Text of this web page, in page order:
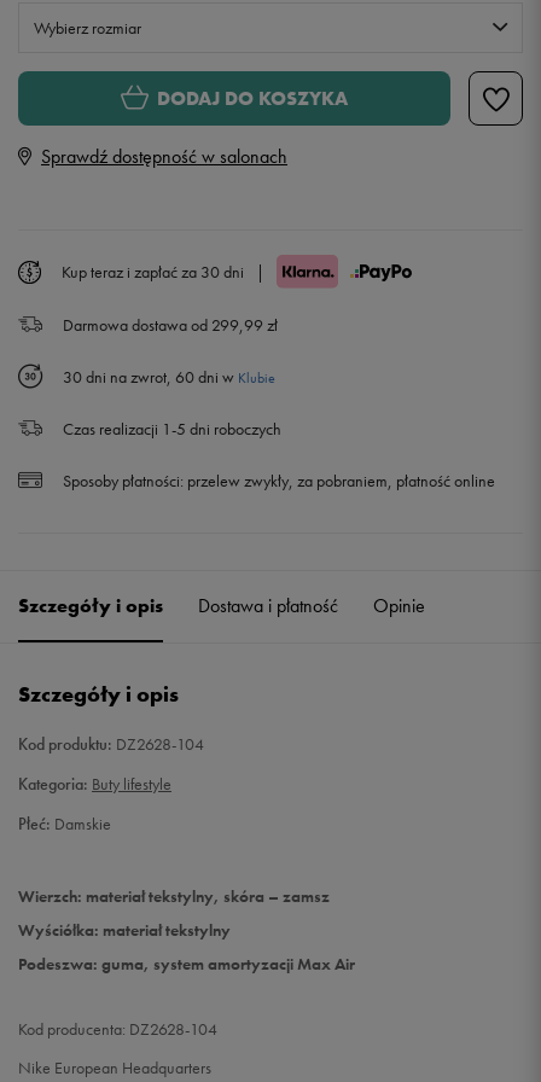
Wybierz rozmiar
Rozmiary EU
22,5 cm
37,5 23,5 cm
38 24 cm
38,5 24,5 cm
41 26,5 cm
DODAJ DO KOSZYKA
Sprawdź dostępność w salonach
Kup teraz i zapłać za 30 dni |
Darmowa dostawa od 299,99 zł
30 dni na zwrot, 60 dni w Klubie
Czas realizacji 1-5 dni roboczych
Sposoby płatności: przelew zwykły, za pobraniem, płatność online
Szczegóły i opis Dostawa i płatność Opinie
Szczegóły i opis
Kod produktu: DZ2628-104
Kategoria: Buty lifestyle
Płeć: Damskie
Wierzch: materiał tekstylny, skóra – zamsz
Wyściółka: materiał tekstylny
Podeszwa: guma, system amortyzacji Max Air
Kod producenta: DZ2628-104
Nike European Headquarters